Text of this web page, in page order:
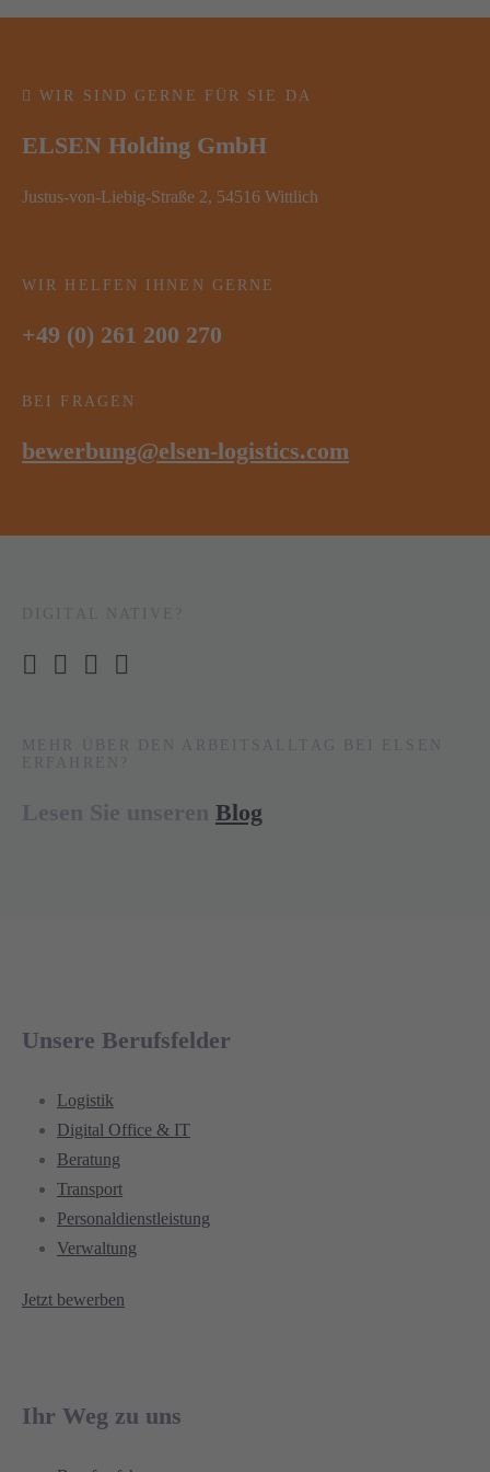
WIR SIND GERNE FÜR SIE DA
ELSEN Holding GmbH
Justus-von-Liebig-Straße 2, 54516 Wittlich
WIR HELFEN IHNEN GERNE
+49 (0) 261 200 270
BEI FRAGEN
bewerbung@elsen-logistics.com
Blog
Unsere Berufsfelder
Logistik
Digital Office & IT
Beratung
Transport
Personaldienstleistung
Verwaltung
Jetzt bewerben
Ihr Weg zu uns